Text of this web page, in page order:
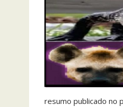
resumo publicado no